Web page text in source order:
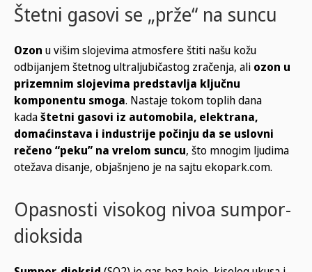
Štetni gasovi se „prže“ na suncu
Ozon u višim slojevima atmosfere štiti našu kožu
odbijanjem štetnog ultraljubičastog zračenja, ali ozon u
prizemnim slojevima predstavlja ključnu
komponentu smoga. Nastaje tokom toplih dana
kadaštetni gasovi iz automobila, elektrana,
domaćinstava i industrije počinju da se uslovni
rečeno “peku” na vrelom suncu, što mnogim ljudima
otežava disanje, objašnjeno je na sajtu ekopark.com.
Opasnosti visokog nivoa sumpor-
dioksida